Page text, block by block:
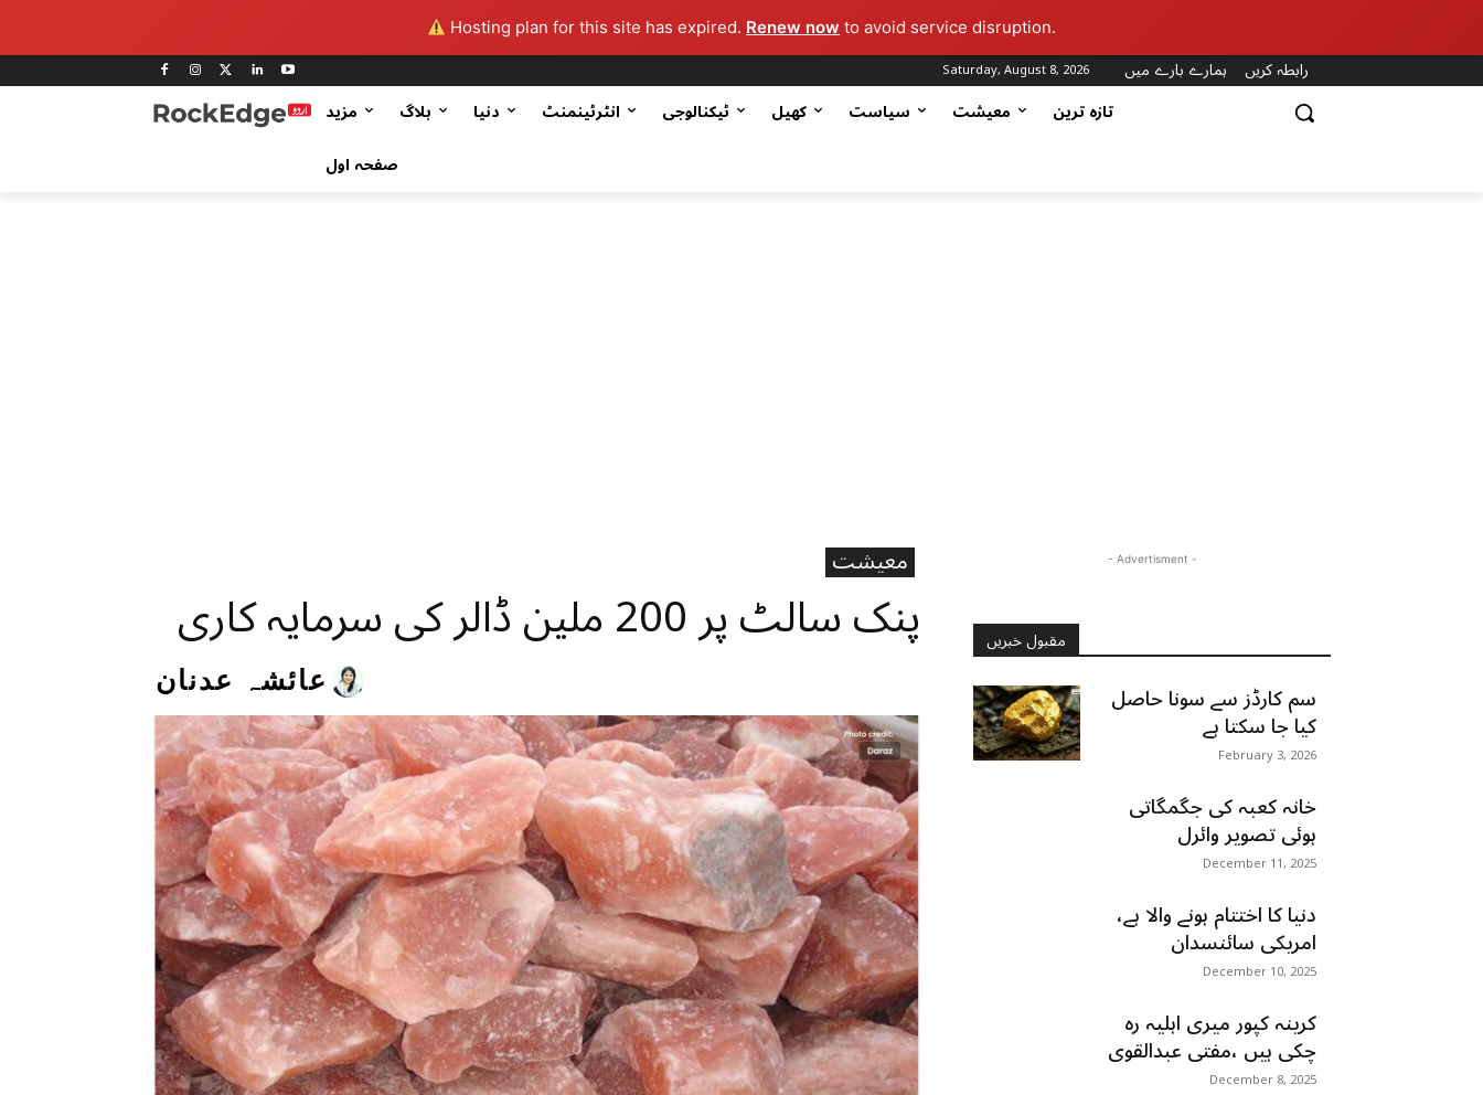
Hosting plan for this site has expired. Renew now to avoid service disruption.
Saturday, August 8, 2026 ہمارے بارے میں
رابطہ کریں
مزید
بلاگ دنیا انٹرٹینمنٹ ٹیکنالوجی کھیل سیاست معیشت
تازہ ترین
صفحہ اول
معیشت
پنک سالٹ پر 200 ملین ڈالر کی سرمایہ کاری
عائشہ عدنان
- Advertisment -
مقبول خبریں
سم کارڈز سے سونا حاصل
کیا جا سکتا ہے
February 3, 2026
خانہ کعبہ کی جگمگاتی
ہوئی تصویر وائرل
December 11, 2025
دنیا کا اختتام ہونے والا ہے،
امریکی سائنسدان
December 10, 2025
کرینہ کپور میری اہلیہ رہ
چکی ہیں ،مفتی عبدالقوی
December 8, 2025